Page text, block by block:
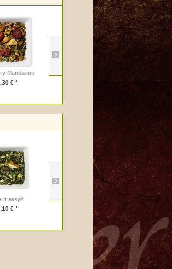
Mandarine
€ *
BIOrange Biotee Rooibos
6,95 € *
it easy®
€ *
Yoga Tee Bio
11,50 € *